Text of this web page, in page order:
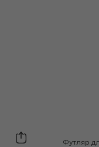
MM6
Футляр